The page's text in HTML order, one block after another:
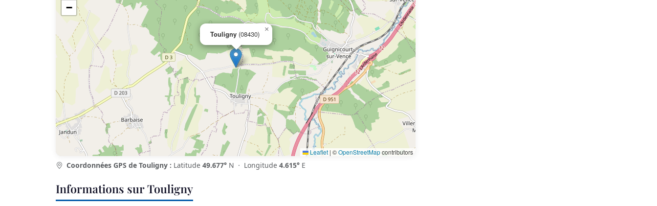
Touligny (08430)
×
−
Leaflet | ©OpenStreetMapcontributors
Coordonnées GPS de Touligny : Latitude 49.677° N · Longitude 4.615° E
Informations sur Touligny